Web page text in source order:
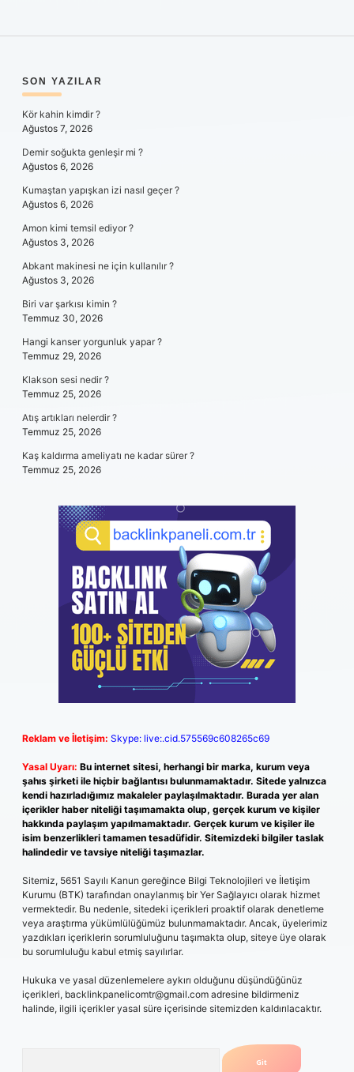
SIDEBAR
SON YAZILAR
Kör kahin kimdir ?
Ağustos 7, 2026
Demir soğukta genleşir mi ?
Ağustos 6, 2026
Kumaştan yapışkan izi nasıl geçer ?
Ağustos 6, 2026
Amon kimi temsil ediyor ?
Ağustos 3, 2026
Abkant makinesi ne için kullanılır ?
Ağustos 3, 2026
Biri var şarkısı kimin ?
Temmuz 30, 2026
Hangi kanser yorgunluk yapar ?
Temmuz 29, 2026
Klakson sesi nedir ?
Temmuz 25, 2026
Atış artıkları nelerdir ?
Temmuz 25, 2026
Kaş kaldırma ameliyatı ne kadar sürer ?
Temmuz 25, 2026
Reklam ve İletişim: Skype: live:.cid.575569c608265c69
Yasal Uyarı: Bu internet sitesi, herhangi bir marka, kurum veya
şahıs şirketi ile hiçbir bağlantısı bulunmamaktadır. Sitede yalnızca
kendi hazırladığımız makaleler paylaşılmaktadır. Burada yer alan
içerikler haber niteliği taşımamakta olup, gerçek kurum ve kişiler
hakkında paylaşım yapılmamaktadır. Gerçek kurum ve kişiler ile
isim benzerlikleri tamamen tesadüfidir. Sitemizdeki bilgiler taslak
halindedir ve tavsiye niteliği taşımazlar.
Sitemiz, 5651 Sayılı Kanun gereğince Bilgi Teknolojileri ve İletişim
Kurumu (BTK) tarafından onaylanmış bir Yer Sağlayıcı olarak hizmet
vermektedir. Bu nedenle, sitedeki içerikleri proaktif olarak denetleme
veya araştırma yükümlülüğümüz bulunmamaktadır. Ancak, üyelerimiz
yazdıkları içeriklerin sorumluluğunu taşımakta olup, siteye üye olarak
bu sorumluluğu kabul etmiş sayılırlar.
Hukuka ve yasal düzenlemelere aykırı olduğunu düşündüğünüz
içerikleri, backlinkpanelicomtr@gmail.com adresine bildirmeniz
halinde, ilgili içerikler yasal süre içerisinde sitemizden kaldırılacaktır.